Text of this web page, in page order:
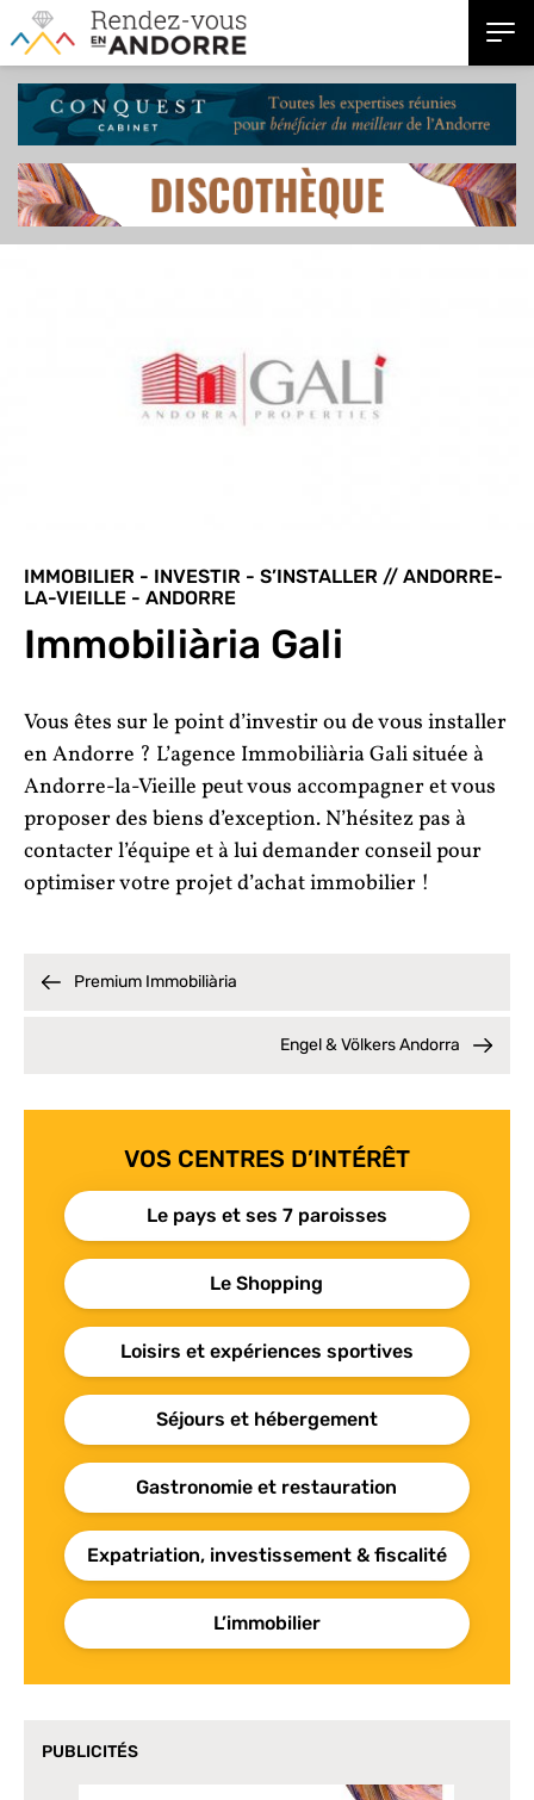
IMMOBILIER - INVESTIR - S’INSTALLER // ANDORRE-
LA-VIEILLE - ANDORRE
Immobiliària Gali
Vous êtes sur le point d’investir ou de vous installer
en Andorre ? L’agence Immobiliària Gali située à
Andorre-la-Vieille peut vous accompagner et vous
proposer des biens d’exception. N’hésitez pas à
contacter l’équipe et à lui demander conseil pour
optimiser votre projet d’achat immobilier !
Premium Immobiliària
Engel & Völkers Andorra
VOS CENTRES D’INTÉRÊT
Le pays et ses 7 paroisses
Le Shopping
Loisirs et expériences sportives
Séjours et hébergement
Gastronomie et restauration
Expatriation, investissement & fiscalité
L’immobilier
PUBLICITÉS